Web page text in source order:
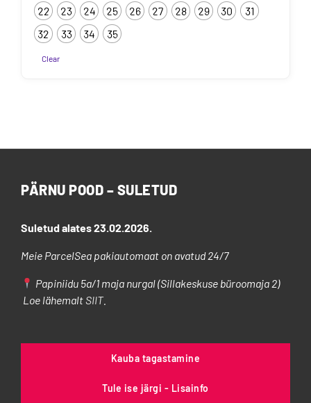
kuni
89.90€
22 23 24 25 26 27 28 29 30
31
32
33 34 35
Clear
teha
PÄRNU POOD – SULETUD
Suletud alates 23.02.2026.
Meie ParcelSea pakiautomaat on avatud 24/7
Papiniidu 5a/1 maja nurgal (Sillakeskuse büroomaja 2)
Loe lähemaltSIIT.
Kauba tagastamine
Tule ise järgi - Lisainfo